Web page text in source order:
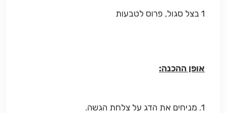
1 בצל סגול, פרוס לטבעות
אופן ההכנה:
1. מניחים את הדג על צלחת הגשה.